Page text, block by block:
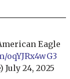
Eagle
July 24, 2025